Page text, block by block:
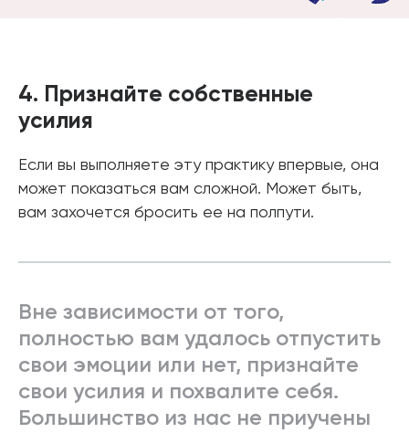
4. Признайте собственные
усилия
Если вы выполняете эту практику впервые, она
может показаться вам сложной. Может быть,
вам захочется бросить ее на полпути.
Вне зависимости от того,
полностью вам удалось отпустить
свои эмоции или нет, признайте
свои усилия и похвалите себя.
Большинство из нас не приучены